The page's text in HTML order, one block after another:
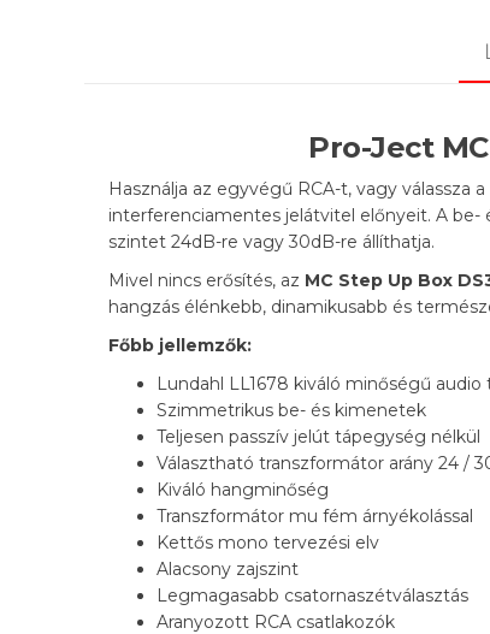
Pro-Ject
Használja az egyvégű RCA-t, vagy válassza
interferenciamentes jelátvitel előnyeit. A
szintet 24dB-re vagy 30dB-re állíthatja.
Mivel nincs erősítés, az MC Step Up Box
hangzás élénkebb, dinamikusabb és
Főbb jellemzők:
Lundahl LL1678 kiváló minőségű
Szimmetrikus be- és kimenetek
Teljesen passzív jelút tápegység nélkül
Választható transzformátor arány 24 /
Kiváló hangminőség
Transzformátor mu fém árnyékolással
Kettős mono tervezési elv
Alacsony zajszint
Legmagasabb csatornaszétválasztás
Aranyozott RCA csatlakozók